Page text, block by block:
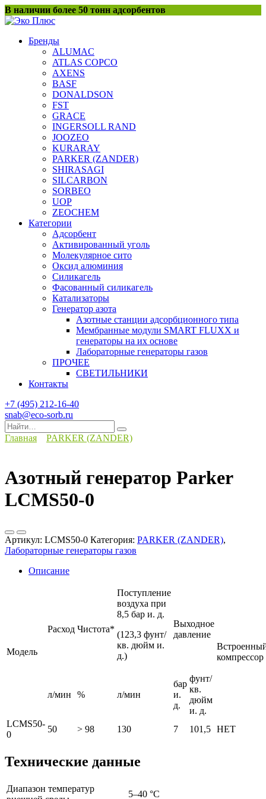
Перейти
к
В наличии более 50 тонн адсорбентов
Бренды
ALUMAC
ATLAS COPCO
AXENS
BASF
DONALDSON
FST
GRACE
INGERSOLL RAND
JOOZEO
KURARAY
PARKER (ZANDER)
SHIRASAGI
SILCARBON
SORBEO
UOP
ZEOCHEM
Категории
Адсорбент
Активированный уголь
Молекулярное сито
Оксид алюминия
Силикагель
Фасованный силикагель
Катализаторы
Генератор азота
Азотные станции адсорбционного типа
Мембранные модули SMART FLUXX и
генераторы на их основе
Лабораторные генераторы газов
ПРОЧЕЕ
СВЕТИЛЬНИКИ
Контакты
+7 (495) 212-16-40
snab@eco-sorb.ru
Search
for:
Главная PARKER (ZANDER)
Азотный генератор Parker
LCMS50-0
Артикул: LCMS50-0 Категория: PARKER (ZANDER),
Лабораторные генераторы газов
Описание
Модель
Расход Чистота*
Поступление
воздуха при
8,5 бар и. д.
(123,3 фунт/
кв. дюйм и.
д.)
Выходное
давление
компрессор
л/мин % л/мин
бар
и.
д.
фунт/
кв.
дюйм
и. д.
LCMS50-
0
50 > 98 130 7 101,5 НЕТ
Технические данные
Диапазон температур
5–40 °C